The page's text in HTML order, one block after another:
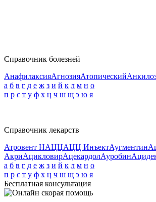
Справочник болезней
АнафилаксияАгнозияАтопический
а б в г д е ж з и й к л м н о
п р с т у ф х ц ч ш щ э ю я
Справочник лекарств
Атровент НАЦЦАЦЦ ИнъектАугментин
АкриАцикловирАцекардолАуробин
а б в г д е ж з и й к л м н о
п р с т у ф х ц ч ш щ э ю я
Бесплатная консультация